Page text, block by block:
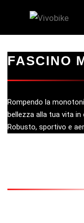
FASCINO
Rompendo la
bellezza alla tua vita
Robusto, sportivo e